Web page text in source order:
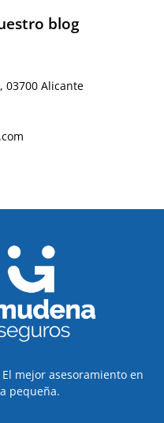
blog
03700 Alicante
mejor asesoramiento en
pequeña.